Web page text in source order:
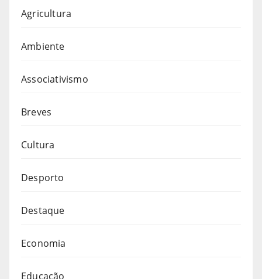
Agricultura
Ambiente
Associativismo
Breves
Cultura
Desporto
Destaque
Economia
Educação